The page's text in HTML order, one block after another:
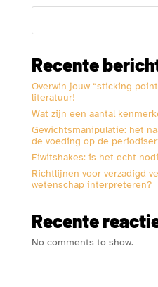
Recente
Overwin jouw “sticking
literatuur!
Wat zijn een aantal
Gewichtsmanipulatie: het
de voeding op de
Eiwitshakes: is het echt
Richtlijnen voor verzadigd
wetenschap interpreteren?
Recente
No comments to show.